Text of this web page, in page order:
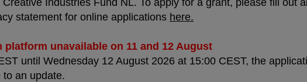
Industries Fund NL. To apply for a grant, please fill out
statement for online applications here.
unavailable on 11 and 12 August
until Wednesday 12 August 2026 at 15:00 CEST, the
to an update.